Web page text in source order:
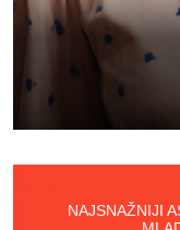
NAJSNAŽNIJI